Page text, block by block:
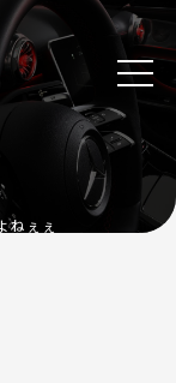
ねぇぇ